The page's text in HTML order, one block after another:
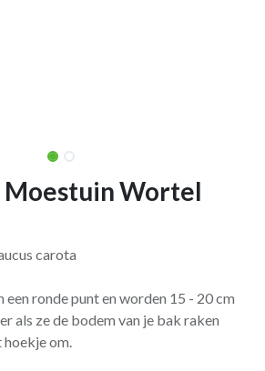
Wortel
carota
ronde punt en worden 15 - 20 cm
als ze de bodem van je bak raken
hoekje om.